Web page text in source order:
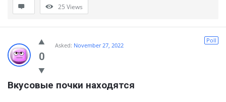
25 Views
0
Poll
Asked: November 27, 2022
Вкусовые почки находятся